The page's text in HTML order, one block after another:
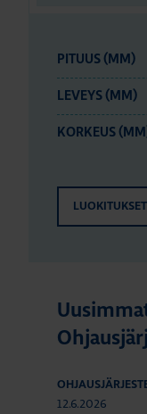
PITUUS (MM)
LEVEYS (MM)
KORKEUS
12.6.2026